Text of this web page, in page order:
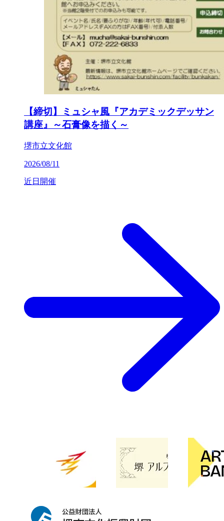
【締切】ミュシャ風『アカデミックデッサン
講座』～石膏像を描く～
堺市立文化館
2026/08/11
近日開催